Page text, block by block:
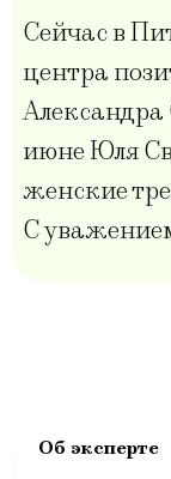
Сейчас в
центра
июне Юля
женские
С